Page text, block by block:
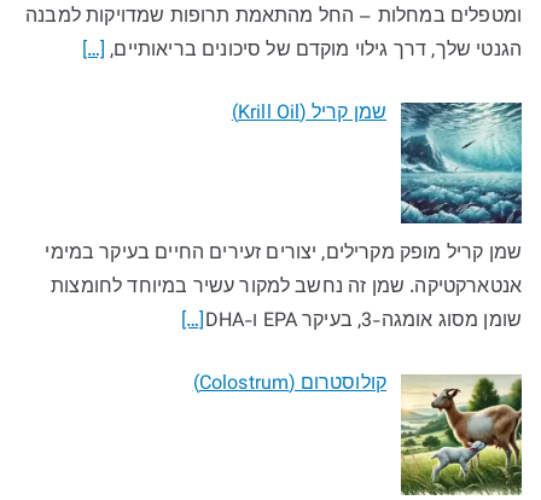
ומטפלים במחלות – החל מהתאמת תרופות שמדויקות למבנה
הגנטי שלך, דרך גילוי מוקדם של סיכונים בריאותיים, […]
שמן קריל (Krill Oil)
שמן קריל מופק מקרילים, יצורים זעירים החיים בעיקר במימי
אנטארקטיקה. שמן זה נחשב למקור עשיר במיוחד לחומצות
שומן מסוג אומגה-3, בעיקר EPA ו-DHA
[…]
קולוסטרום (Colostrum)